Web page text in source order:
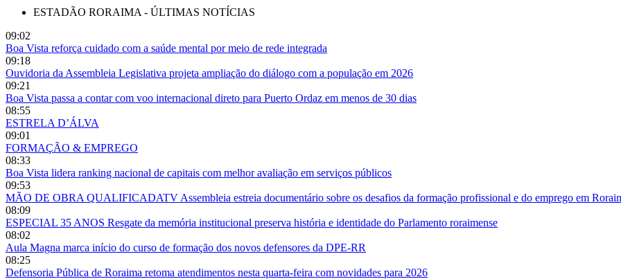
ESTADÃO RORAIMA - ÚLTIMAS NOTÍCIAS
09:02
Boa Vista reforça cuidado com a saúde mental por meio de rede integrada
09:18
Ouvidoria da Assembleia Legislativa projeta ampliação do diálogo com a população em 2026
09:21
Boa Vista passa a contar com voo internacional direto para Puerto Ordaz em menos de 30 dias
08:55
ESTRELA D’ÁLVA
09:01
FORMAÇÃO & EMPREGO
08:33
Boa Vista lidera ranking nacional de capitais com melhor avaliação em serviços públicos
09:53
MÃO DE OBRA QUALIFICADATV Assembleia estreia documentário sobre os desafios da formação profissional e do emprego em
08:09
ESPECIAL 35 ANOS Resgate da memória institucional preserva história e identidade do Parlamento roraimense
08:02
Aula Magna marca início do curso de formação dos novos defensores da DPE-RR
08:25
Defensoria Pública de Roraima retoma atendimentos nesta quarta-feira com novidades para 2026